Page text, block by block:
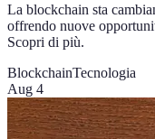
La blockchain sta
offrendo nuove
Scopri di più.
BlockchainTecnologia
Aug 4